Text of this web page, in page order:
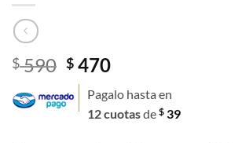
$590 El
precio
original
era:
$ 470El
actual
es:
Pagalo hasta en
12 cuotasde $ 39